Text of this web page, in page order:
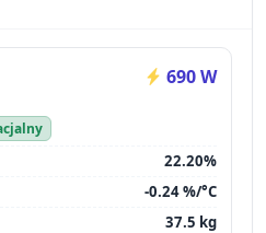
690 W
22.20%
-0.24 %/°C
37.5 kg